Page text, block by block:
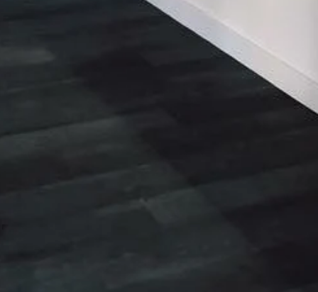
optiquemorelmonteux@gmail.com